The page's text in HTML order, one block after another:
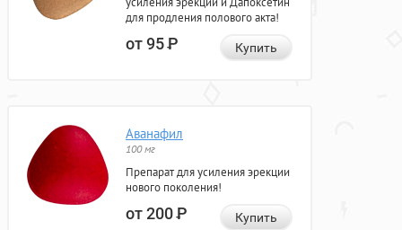
для продления полового акта!
от 95Р Купить
Аванафил
100 мг
Препарат для усиления эрекции
нового поколения!
от 200Р Купить